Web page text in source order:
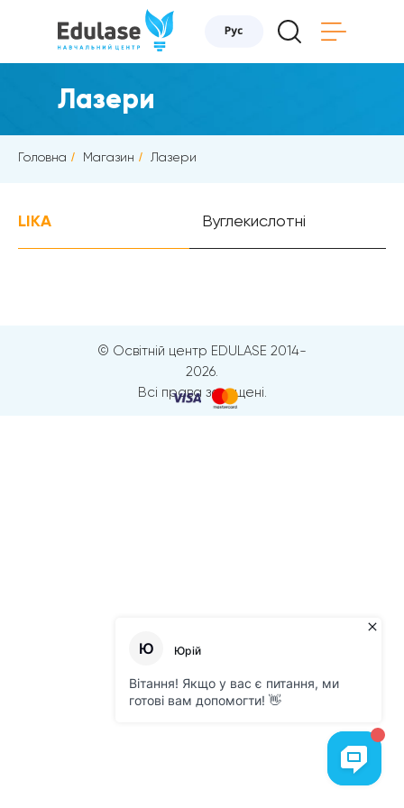
Лазери
Головна / Магазин / Лазери
LIKA Вуглекислотні
© Освітній центр EDULASE 2014-
2026.
Всі права захищені.